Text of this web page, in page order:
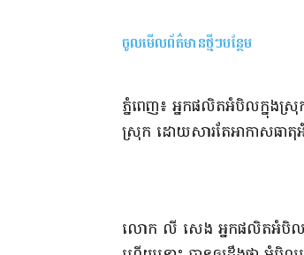
ចូលមើលព័ត៌មានថ្មីៗបន្ថែម
ភ្នំពេញ​៖ អ្នក​ផលិត​អំបិល​ក្នុងស្រុ
ស្រុក ដោយសារតែ​អាកាសធ
លោក លី សេង អ្នក​ផលិត​អំបិល​ក្